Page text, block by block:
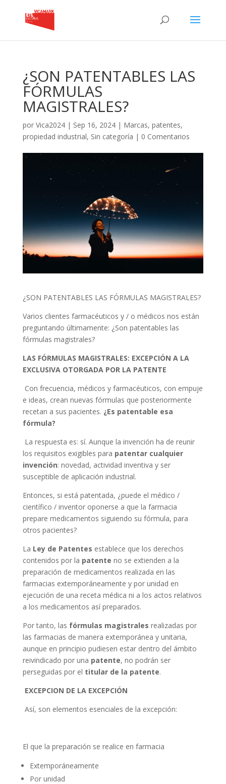
¿SON PATENTABLES LAS
FÓRMULAS
MAGISTRALES?
por Vica2024| Sep 16, 2024| Marcas, patentes,
propiedad industrial, Sin categoría | 0 Comentarios
¿SON PATENTABLES LAS FÓRMULAS MAGISTRALES?
Varios clientes farmacéuticos y / o médicos nos están
preguntando últimamente: ¿Son patentables las
fórmulas magistrales?
LAS FÓRMULAS MAGISTRALES: EXCEPCIÓN A LA
EXCLUSIVA OTORGADA POR LA PATENTE
Con frecuencia, médicos y farmacéuticos, con empuje
e ideas, crean nuevas fórmulas que posteriormente
recetan a sus pacientes. ¿Es patentable esa
fórmula?
La respuesta es: sí. Aunque la invención ha de reunir
los requisitos exigibles para patentar cualquier
invención: novedad, actividad inventiva y ser
susceptible de aplicación industrial.
Entonces, si está patentada, ¿puede el médico /
científico / inventor oponerse a que la farmacia
prepare medicamentos siguiendo su fórmula, para
otros pacientes?
La Ley de Patentes establece que los derechos
contenidos por la patente no se extienden a la
preparación de medicamentos realizada en las
farmacias extemporáneamente y por unidad en
ejecución de una receta médica ni a los actos relativos
a los medicamentos así preparados.
Por tanto, las fórmulas magistrales realizadas por
las farmacias de manera extemporánea y unitaria,
aunque en principio pudiesen estar dentro del ámbito
reivindicado por una patente, no podrán ser
perseguidas por el titular de la patente.
EXCEPCION DE LA EXCEPCIÓN
Así, son elementos esenciales de la excepción:
El que la preparación se realice en farmacia
Extemporáneamente
Por unidad